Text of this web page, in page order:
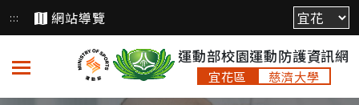
:::
跳
到
主
要
內
網站導覽
運動部校園運動防護資訊網
宜花區 慈濟大學